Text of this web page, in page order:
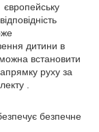
дитини в
встановити
руху за
.
безпечне